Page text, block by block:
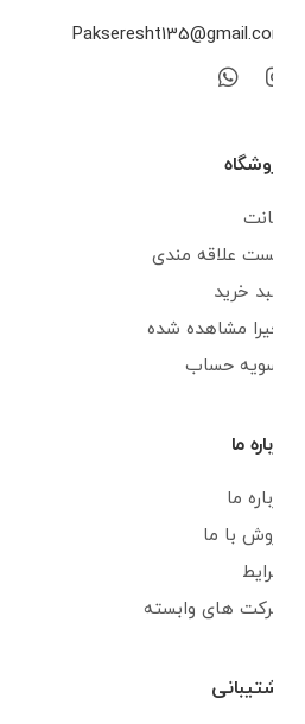
Pakseresht135@gmail.com
فروشگاه
اکانت
لیست علاقه مندی
سبد خرید
اخیرا مشاهده شده
تسویه حساب
درباره ما
درباره ما
فروش با ما
شرایط
شرکت های وابسته
پشتیبانی